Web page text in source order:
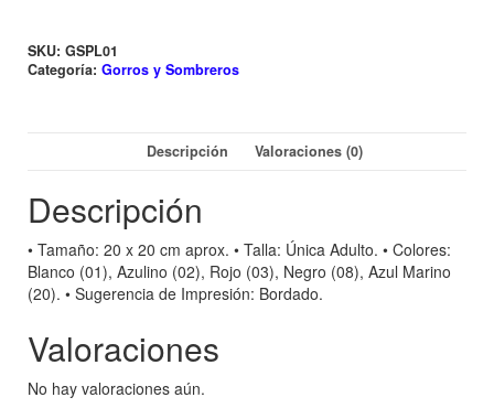
SKU: GSPL01
Categoría: Gorros y Sombreros
Descripción Valoraciones (0)
Descripción
• Tamaño: 20 x 20 cm aprox. • Talla: Única Adulto. • Colores:
Blanco (01), Azulino (02), Rojo (03), Negro (08), Azul Marino
(20). • Sugerencia de Impresión: Bordado.
Valoraciones
No hay valoraciones aún.